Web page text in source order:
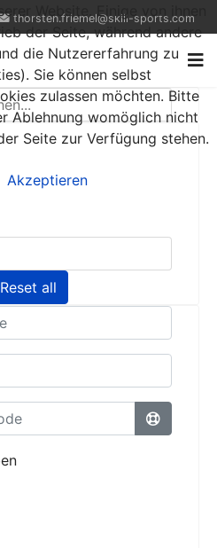
thorsten.friemel@skill-sports.com
Reset all
Website. Einige von ihnen
der Seite, während andere
die Nutzererfahrung zu
Sie können selbst
zulassen möchten. Bitte
Ablehnung womöglich nicht
Seite zur Verfügung stehen.
Akzeptieren